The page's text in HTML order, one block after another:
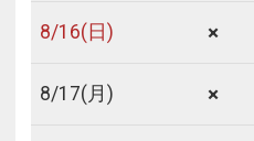
8/16(日) ×
8/17(月) ×